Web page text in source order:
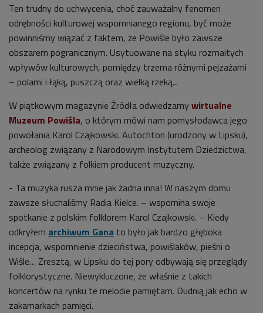
Ten trudny do uchwycenia, choć zauważalny fenomen
odrębności kulturowej wspomnianego regionu, być może
powinniśmy wiązać z faktem, że Powiśle było zawsze
obszarem pogranicznym. Usytuowane na styku rozmaitych
wpływów kulturowych, pomiędzy trzema różnymi pejzażami
– polami i łąką, puszczą oraz wielką rzeką...
W piątkowym magazynie Źródła odwiedzamy wirtualne
Muzeum Powiśla, o którym mówi nam pomysłodawca jego
powołania Karol Czajkowski. Autochton (urodzony w Lipsku),
archeolog związany z Narodowym Instytutem Dziedzictwa,
także związany z folkiem producent muzyczny.
- Ta muzyka rusza mnie jak żadna inna! W naszym domu
zawsze słuchaliśmy Radia Kielce. – wspomina swoje
spotkanie z polskim folklorem Karol Czajkowski. – Kiedy
odkryłem archiwum Gana to było jak bardzo głęboka
incepcja, wspomnienie dzieciństwa, powiślaków, pieśni o
Wiśle… Zresztą, w Lipsku do tej pory odbywają się przeglądy
folklorystyczne. Niewykluczone, że właśnie z takich
koncertów na rynku te melodie pamiętam. Dudnią jak echo w
zakamarkach pamięci.